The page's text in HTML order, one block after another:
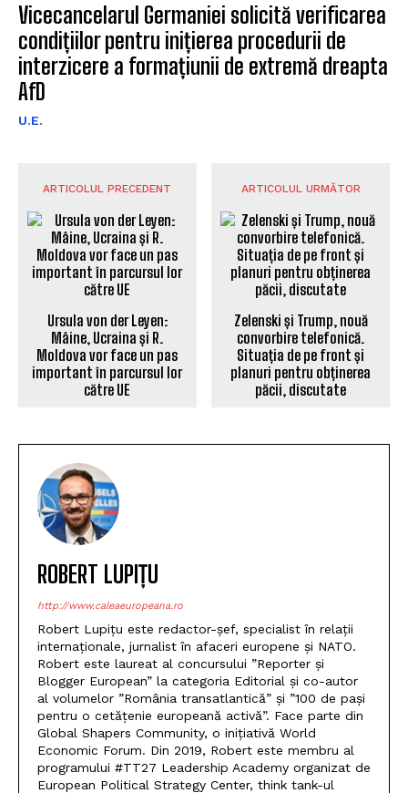
Vicecancelarul Germaniei solicită verificarea
condițiilor pentru inițierea procedurii de
interzicere a formațiunii de extremă dreapta
AfD
U.E.
ARTICOLUL PRECEDENT
Ursula von der Leyen:
Mâine, Ucraina și R.
Moldova vor face un pas
important în parcursul lor
către UE
ARTICOLUL URMĂTOR
Zelenski și Trump, nouă
convorbire telefonică.
Situația de pe front și
planuri pentru obținerea
păcii, discutate
ROBERT LUPIȚU
http://www.caleaeuropeana.ro
Robert Lupițu este redactor-șef, specialist în relații
internaționale, jurnalist în afaceri europene și NATO.
Robert este laureat al concursului ”Reporter și
Blogger European” la categoria Editorial și co-autor
al volumelor ”România transatlantică” și ”100 de pași
pentru o cetățenie europeană activă”. Face parte din
Global Shapers Community, o inițiativă World
Economic Forum. Din 2019, Robert este membru al
programului #TT27 Leadership Academy organizat de
European Political Strategy Center, think tank-ul